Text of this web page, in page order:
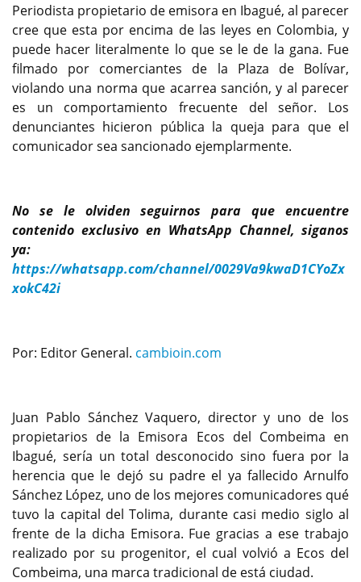
Periodista propietario de emisora en Ibagué, al parecer
cree que esta por encima de las leyes en Colombia, y
puede hacer literalmente lo que se le de la gana. Fue
filmado por comerciantes de la Plaza de Bolívar,
violando una norma que acarrea sanción, y al parecer
es un comportamiento frecuente del señor. Los
denunciantes hicieron pública la queja para que el
comunicador sea sancionado ejemplarmente.
No se le olviden seguirnos para que encuentre
contenido exclusivo en WhatsApp Channel, siganos
ya:
https://whatsapp.com/channel/0029Va9kwaD1CYoZx
xokC42i
Por: Editor General. cambioin.com
Juan Pablo Sánchez Vaquero, director y uno de los
propietarios de la Emisora Ecos del Combeima en
Ibagué, sería un total desconocido sino fuera por la
herencia que le dejó su padre el ya fallecido Arnulfo
Sánchez López, uno de los mejores comunicadores qué
tuvo la capital del Tolima, durante casi medio siglo al
frente de la dicha Emisora. Fue gracias a ese trabajo
realizado por su progenitor, el cual volvió a Ecos del
Combeima, una marca tradicional de está ciudad.